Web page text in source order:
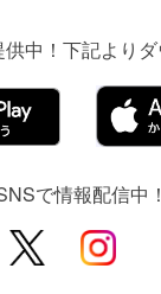
中！下記より
で情報配信中！